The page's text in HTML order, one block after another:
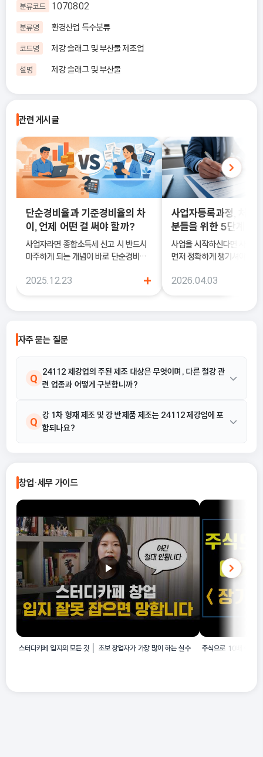
분류코드 1070802
분류명 환경산업 특수분류
코드명 제강 슬래그 및 부산물 제조업
설명 제강 슬래그 및 부산물
관련 게시글
단순경비율과 기준경비율의 차
이, 언제 어떤 걸 써야 할까?
사업자라면 종합소득세 신고 시 반드시
마주하게 되는 개념이 바로 단순경비율
에서는 이 두 가지의 차이를 정확히 이해
경비율의 개념부터, 어떤 경우에 어떤 방
으로 정리합니다.
2025.12.23 +
사업자등록과정, 처음
분들을 위한 5단계 정
사업을 시작하신다면 사업자
먼저 정확하게 챙기셔야 해
국세청에 정식으로 사업을
2026.04.03
자주 묻는 질문
Q
24112 제강업의 주된 제조 대상은 무엇이며, 다른 철강 관
련 업종과 어떻게 구분합니까?
A 24112 제강업은 선철과 고철을 처리하여 강괴, 퍼들바, 파일링, 슬
래브, 블룸, 빌릿 등과 같은 1차 형재 또는 반제품 상태의 철강 재료
Q
강 1차 형재 제조 및 강 반제품 제조는 24112 제강업에 포
함되나요?
차 형재 또는 반제품 상태의 철강 재료를 만드는 과정입니다.
창업·세무 가이드
스터디카페 입지의 모든 것 │ 초보 창업자가 가장 많이 하는 실수 주식으로 10배 수익?